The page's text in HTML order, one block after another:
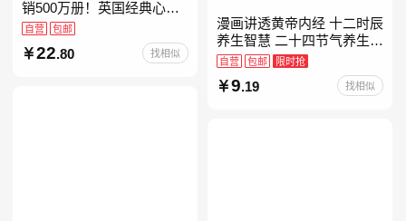
销500万册！英国经典心理
咨询入门书，知名心理学家
自营 包邮
22.80 找相似
漫画讲透黄帝内经 十二时辰
养生智慧 二十四节气养生智
慧 中医八大名著之一养生图
解 皇帝内经漫画版原版
自营 包邮 限时抢
9.19 找相似